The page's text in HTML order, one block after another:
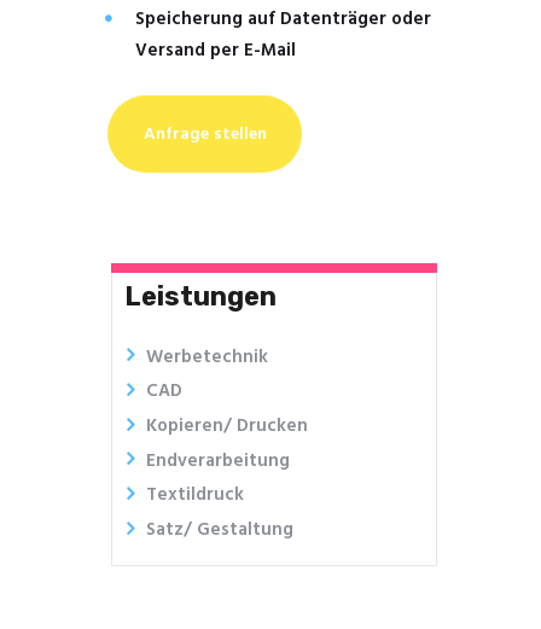
Speicherung auf Datenträger oder
Versand per E-Mail
Anfrage stellen
Leistungen
Werbetechnik
CAD
Kopieren/ Drucken
Endverarbeitung
Textildruck
Satz/ Gestaltung